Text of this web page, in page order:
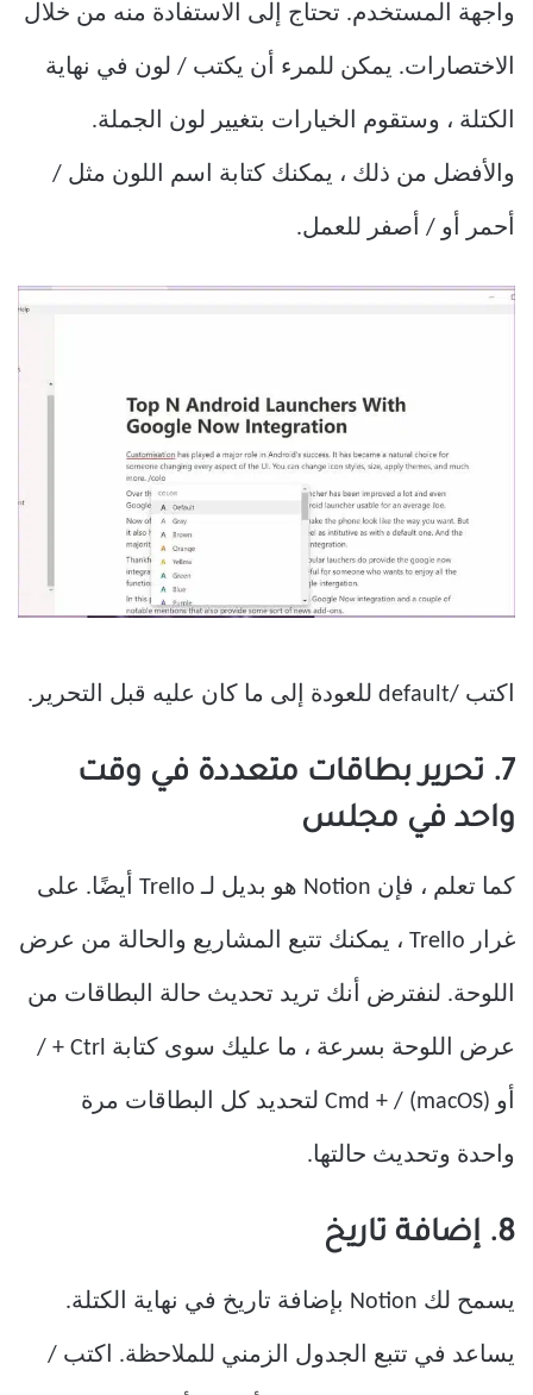
واجهة المستخدم. تحتاج إلى الاستفادة منه من خلال
الاختصارات. يمكن للمرء أن يكتب / لون في نهاية
الكتلة ، وستقوم الخيارات بتغيير لون الجملة.
والأفضل من ذلك ، يمكنك كتابة اسم اللون مثل /
أحمر أو / أصفر للعمل.
اكتب /default للعودة إلى ما كان عليه قبل التحرير.
7. تحرير بطاقات متعددة في وقت
واحد في مجلس
كما تعلم ، فإن Notion هو بديل لـ Trello أيضًا. على
غرار Trello ، يمكنك تتبع المشاريع والحالة من عرض
اللوحة. لنفترض أنك تريد تحديث حالة البطاقات من
عرض اللوحة بسرعة ، ما عليك سوى كتابة Ctrl + /
أو Cmd + / (macOS) لتحديد كل البطاقات مرة
واحدة وتحديث حالتها.
8. إضافة تاريخ
يسمح لك Notion بإضافة تاريخ في نهاية الكتلة.
يساعد في تتبع الجدول الزمني للملاحظة. اكتب /